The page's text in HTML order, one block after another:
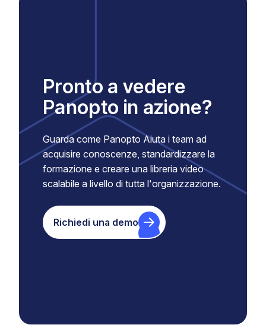
Pronto a vedere
Panopto in azione?
Guarda come Panopto Aiuta i team ad
acquisire conoscenze, standardizzare la
formazione e creare una libreria video
scalabile a livello di tutta l'organizzazione.
Richiedi una demo